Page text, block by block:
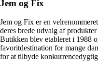
Jem og Fix
Jem og Fix er en
deres brede udvalg af
Butikken blev etableret i 1988
favoritdestination for mange
for at tilbyde